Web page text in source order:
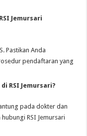
Jemursari
Pastikan Anda
pendaftaran yang
RSI Jemursari?
pada dokter dan
RSI Jemursari